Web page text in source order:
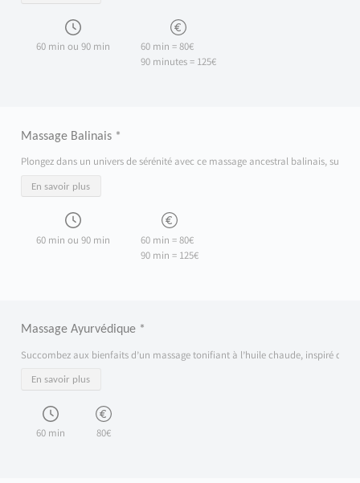
60 min ou 90 min
60 min = 80€
90 minutes = 125€
Massage Balinais *
Plongez dans un univers de sérénité avec ce massage ancestral balinais,
En savoir plus
60 min ou 90 min
60 min = 80€
90 min = 125€
Massage Ayurvédique *
Succombez aux bienfaits d’un massage tonifiant à l’huile chaude, inspiré de
En savoir plus
60 min 80€